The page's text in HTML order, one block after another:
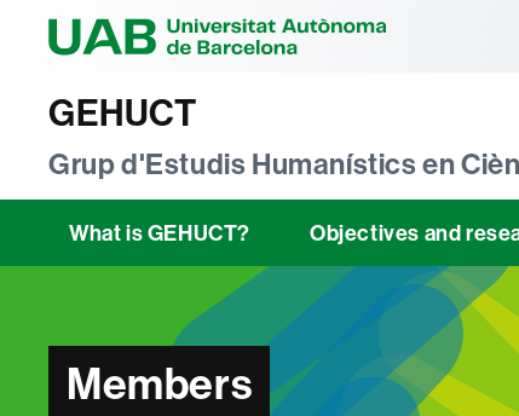
GEHUCT
Grup d'Estudis Humanístics en
What is GEHUCT? Objectives and
Members